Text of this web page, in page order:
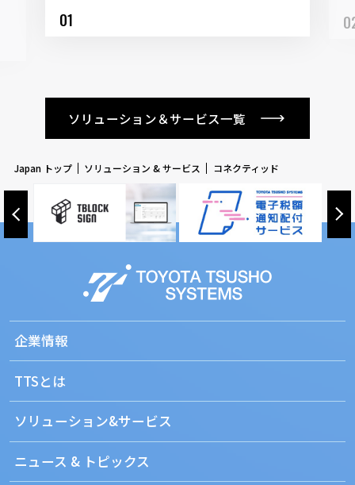
ソリューション＆サービス一覧
Japan トップ ソリューション & サービス コネクティッド
企業情報
TTSとは
ソリューション&サービス
ニュース & トピックス